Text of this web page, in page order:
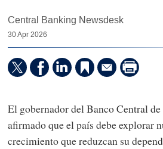
Central Banking Newsdesk
30 Apr 2026
El gobernador del Banco Central
afirmado que el país debe explorar
crecimiento que reduzcan su